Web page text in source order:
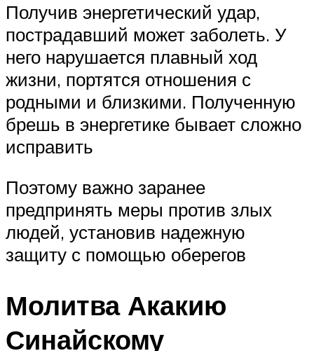
Получив энергетический удар,
пострадавший может заболеть. У
него нарушается плавный ход
жизни, портятся отношения с
родными и близкими. Полученную
брешь в энергетике бывает сложно
исправить
Поэтому важно заранее
предпринять меры против злых
людей, установив надежную
защиту с помощью оберегов
Молитва Акакию
Синайскому